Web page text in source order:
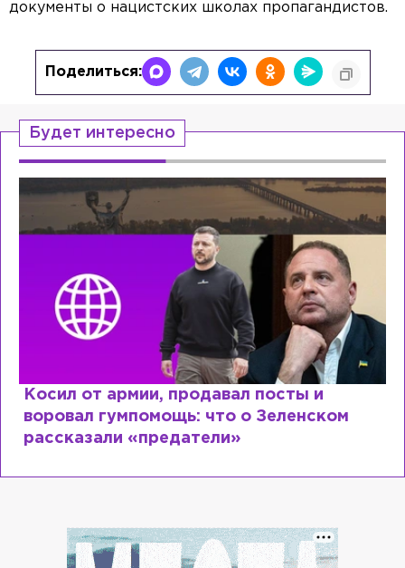
документы о нацистских школах пропагандистов.
Поделиться:
Будет интересно
Косил от армии, продавал посты и
воровал гумпомощь: что о Зеленском
рассказали «предатели»